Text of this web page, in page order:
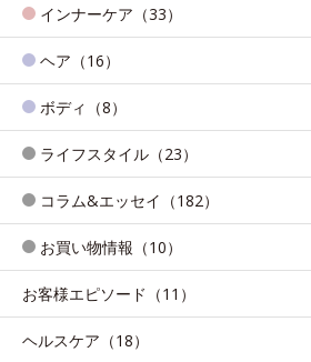
インナーケア（33）
ヘア（16）
ボディ（8）
ライフスタイル（23）
コラム&エッセイ（182）
お買い物情報（10）
お客様エピソード（11）
ヘルスケア（18）